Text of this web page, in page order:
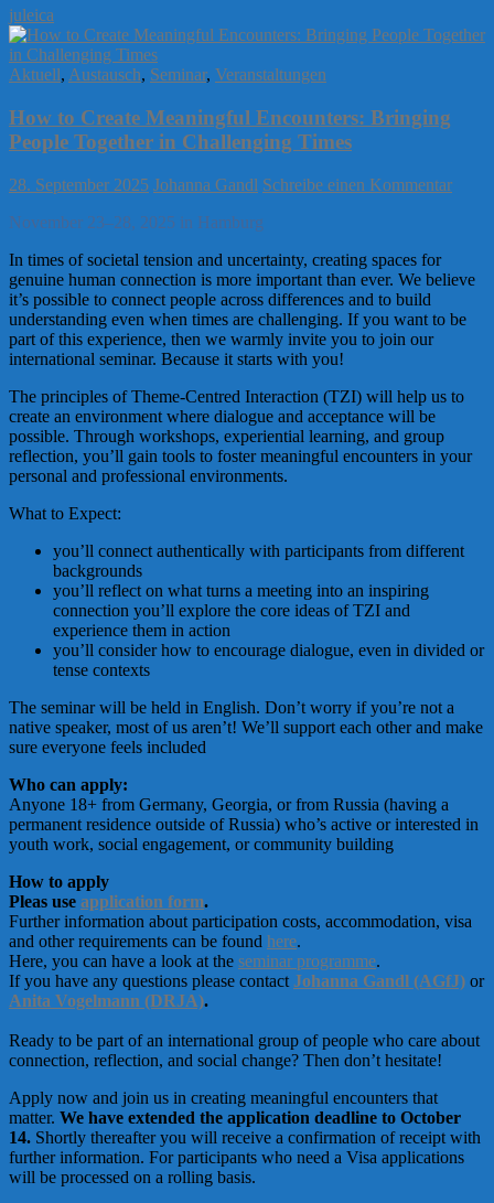
juleica
Aktuell, Austausch, Seminar, Veranstaltungen
How to Create Meaningful Encounters: Bringing
People Together in Challenging Times
28. September 2025 Johanna Gandl Schreibe einen Kommentar
November 23–28, 2025 in Hamburg
In times of societal tension and uncertainty, creating spaces for
genuine human connection is more important than ever. We believe
it’s possible to connect people across differences and to build
understanding even when times are challenging. If you want to be
part of this experience, then we warmly invite you to join our
international seminar. Because it starts with you!
The principles of Theme-Centred Interaction (TZI) will help us to
create an environment where dialogue and acceptance will be
possible. Through workshops, experiential learning, and group
reflection, you’ll gain tools to foster meaningful encounters in your
personal and professional environments.
What to Expect:
you’ll connect authentically with participants from different
backgrounds
you’ll reflect on what turns a meeting into an inspiring
connection you’ll explore the core ideas of TZI and
experience them in action
you’ll consider how to encourage dialogue, even in divided or
tense contexts
The seminar will be held in English. Don’t worry if you’re not a
native speaker, most of us aren’t! We’ll support each other and make
sure everyone feels included
Who can apply:
Anyone 18+ from Germany, Georgia, or from Russia (having a
permanent residence outside of Russia) who’s active or interested in
youth work, social engagement, or community building
How to apply
Pleas use application form.
Further information about participation costs, accommodation, visa
and other requirements can be found here.
Here, you can have a look at the seminar programme.
If you have any questions please contact Johanna Gandl (AGfJ) or
Anita Vogelmann (DRJA).
Ready to be part of an international group of people who care about
connection, reflection, and social change? Then don’t hesitate!
Apply now and join us in creating meaningful encounters that
matter. We have extended the application deadline to October
14. Shortly thereafter you will receive a confirmation of receipt with
further information. For participants who need a Visa applications
will be processed on a rolling basis.